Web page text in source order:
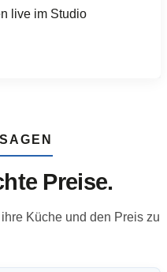
live im Studio
Preise.
Küche und den Preis zu